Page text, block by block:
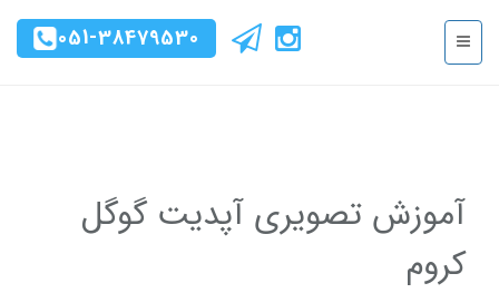
051-38479530
آموزش تصویری آپدیت گوگل
کروم